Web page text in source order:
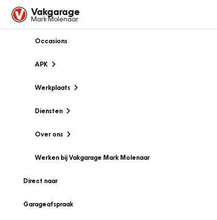
Vakgarage
Mark Molenaar
Occasions
APK
Werkplaats
Diensten
Over ons
Werken bij Vakgarage Mark Molenaar
Direct naar
Garageafspraak